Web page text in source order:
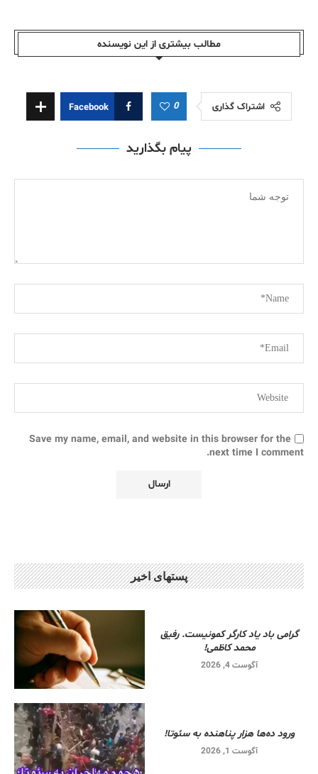
مطالب بیشتری از این نویسندە
اشتراک گذاری 0
Facebook
پیام بگذارید
Save my name, email, and website in this browser for the
next time I comment.
پستهای اخیر
گرامی باد یاد کارگر کمونیست. رفیق
محمد کاظمی!
آگوست 4, 2026
ورود ده‌ها هزار پناهنده به سئوتا!
آگوست 1, 2026